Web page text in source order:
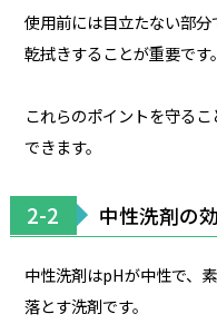
使用前には目立たない部
乾拭きすることが重要です。
これらのポイントを守る
できます。
2-2 中性洗剤の
中性洗剤はpHが中性で、
落とす洗剤です。